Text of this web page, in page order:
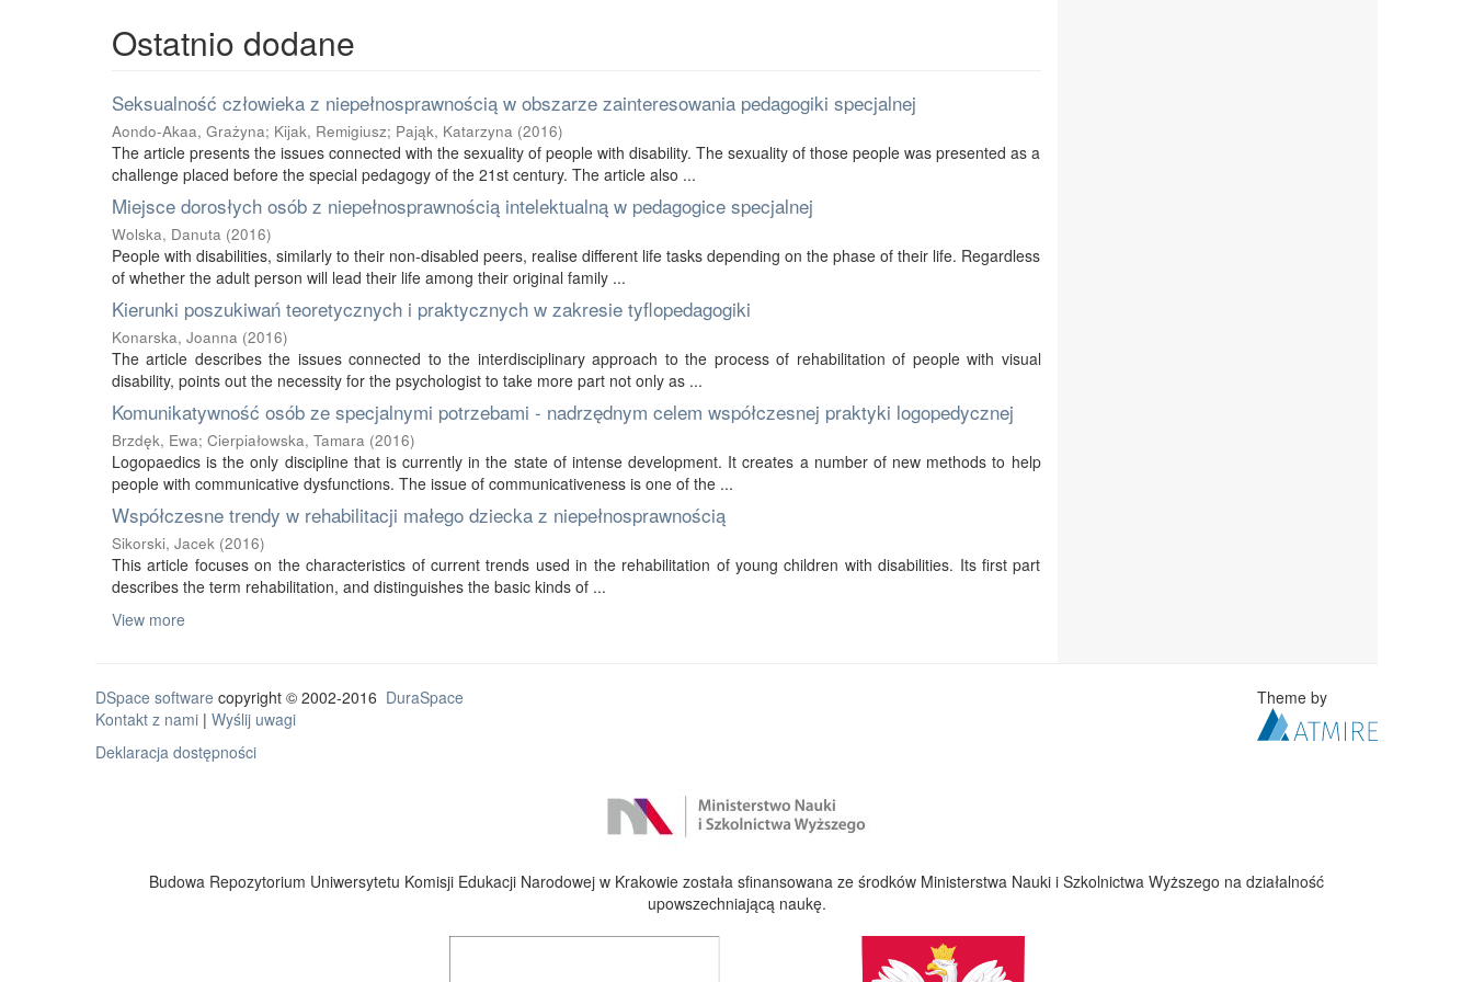
Ostatnio dodane
Seksualność człowieka z niepełnosprawnością w obszarze zainteresowania pedagogiki specjalnej
Aondo-Akaa, Grażyna; Kijak, Remigiusz; Pająk, Katarzyna (2016)
The article presents the issues connected with the sexuality of people with disability. The sexuality of those people was presented as a
challenge placed before the special pedagogy of the 21st century. The article also ...
Miejsce dorosłych osób z niepełnosprawnością intelektualną w pedagogice specjalnej
Wolska, Danuta (2016)
People with disabilities, similarly to their non-disabled peers, realise different life tasks depending on the phase of their life. Regardless
of whether the adult person will lead their life among their original family ...
Kierunki poszukiwań teoretycznych i praktycznych w zakresie tyflopedagogiki
Konarska, Joanna (2016)
The article describes the issues connected to the interdisciplinary approach to the process of rehabilitation of people with visual
disability, points out the necessity for the psychologist to take more part not only as ...
Komunikatywność osób ze specjalnymi potrzebami - nadrzędnym celem współczesnej praktyki logopedycznej
Brzdęk, Ewa; Cierpiałowska, Tamara (2016)
Logopaedics is the only discipline that is currently in the state of intense development. It creates a number of new methods to help
people with communicative dysfunctions. The issue of communicativeness is one of the ...
Współczesne trendy w rehabilitacji małego dziecka z niepełnosprawnością
Sikorski, Jacek (2016)
This article focuses on the characteristics of current trends used in the rehabilitation of young children with disabilities. Its first part
describes the term rehabilitation, and distinguishes the basic kinds of ...
View more
DSpace software copyright © 2002-2016 DuraSpace
Kontakt z nami | Wyślij uwagi
Deklaracja dostępności
Theme by
Budowa Repozytorium Uniwersytetu Komisji Edukacji Narodowej w Krakowie została sfinansowana ze środków Ministerstwa Nauki i Szkolnictwa Wyższego na działalność
upowszechniającą naukę.